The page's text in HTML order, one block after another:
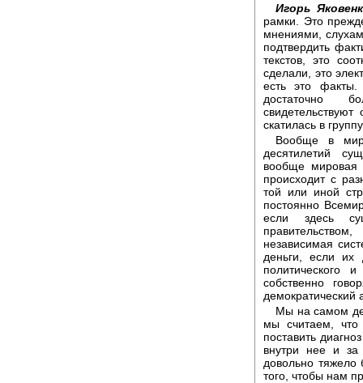
Игорь
рамки. Это
мнениями,
подтвердить
текстов, это
сделали, это
есть это
достаточно
скатилась в
Вообще в
десятилетий
вообще мировая
происходит с
той или иной
постоянно
если здесь
независимая
деньги, если их
политического
собственно
демократический
Мы на самом
мы считаем, что
поставить
внутри нее и
довольно тяжело
того, чтобы нам